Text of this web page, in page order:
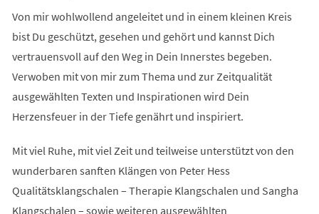
Von mir wohlwollend angeleitet und in einem kleinen Kreis
bist Du geschützt, gesehen und gehört und kannst Dich
vertrauensvoll auf den Weg in Dein Innerstes begeben.
Verwoben mit von mir zum Thema und zur Zeitqualität
ausgewählten Texten und Inspirationen wird Dein
Herzensfeuer in der Tiefe genährt und inspiriert.
Mit viel Ruhe, mit viel Zeit und teilweise unterstützt von den
wunderbaren sanften Klängen von Peter Hess
Qualitätsklangschalen – Therapie Klangschalen und Sangha
Klangschalen – sowie weiteren ausgewählten